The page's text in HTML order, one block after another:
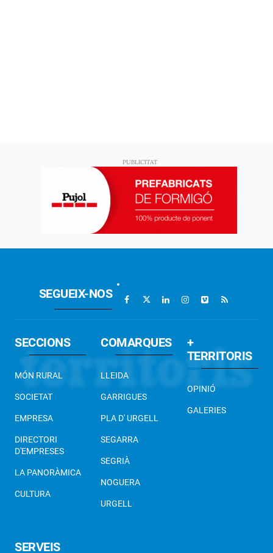
SEGUEIX-NOS
SECCIONS
MÓN RURAL
SOCIETAT
EMPRESA
DIRECTORI
D'EMPRESES
LA PANORÀMICA
CULTURA
COMARQUES
LLEIDA
GARRIGUES
PLA D' URGELL
SEGARRA
SEGRIÀ
NOGUERA
URGELL
+
TERRITORIS
OPINIÓ
GALERIES
SERVEIS